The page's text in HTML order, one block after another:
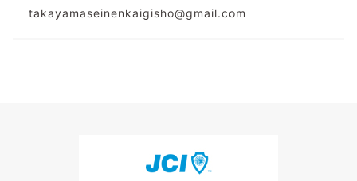
takayamaseinenkaigisho@gmail.com